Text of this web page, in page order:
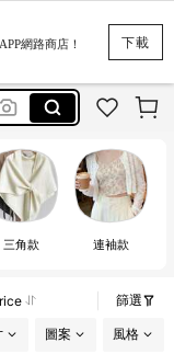
下載
網路商店！
三角款 連袖款
篩選
圖案 風格